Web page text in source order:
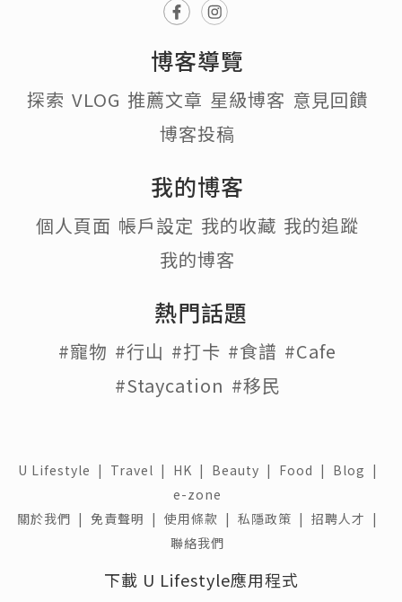
博客導覽
探索 VLOG 推薦文章 星級博客 意見回饋
博客投稿
我的博客
個人頁面 帳戶設定 我的收藏 我的追蹤
我的博客
熱門話題
#寵物 #行山 #打卡 #食譜 #Cafe
#Staycation #移民
U Lifestyle | Travel | HK | Beauty | Food | Blog |
e-zone
關於我們 | 免責聲明 | 使用條款 | 私隱政策 | 招聘人才 |
聯絡我們
下載 U Lifestyle應用程式